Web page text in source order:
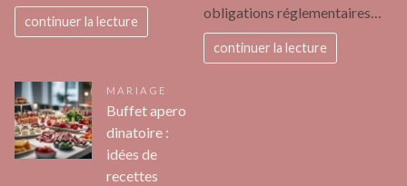
continuer la lecture
obligations réglementaires…
continuer la lecture
MARIAGE
Buffet apero
dinatoire :
idées de
recettes